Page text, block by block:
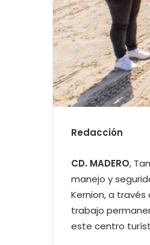
Redacción
CD. MADERO,
manejo y
Kernion, a través
trabajo
este centro